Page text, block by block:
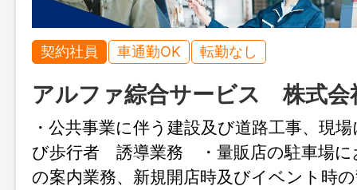
契約社員 車通勤OK 転勤なし
アルファ綜合サービス 株式会
・公共事業に伴う建設及び道路工事、現
び歩行者 誘導業務 ・量販店の駐車場に
の案内業務、新規開店時及びイベント